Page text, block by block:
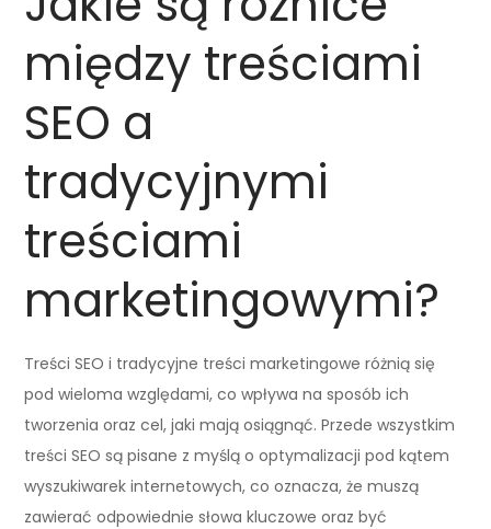
między treściami
SEO a
tradycyjnymi
treściami
marketingowymi?
Treści SEO i tradycyjne treści marketingowe różnią się
pod wieloma względami, co wpływa na sposób ich
tworzenia oraz cel, jaki mają osiągnąć. Przede wszystkim
treści SEO są pisane z myślą o optymalizacji pod kątem
wyszukiwarek internetowych, co oznacza, że muszą
zawierać odpowiednie słowa kluczowe oraz być